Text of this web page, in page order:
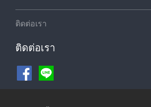
ติดต่อเรา
ติดต่อเรา